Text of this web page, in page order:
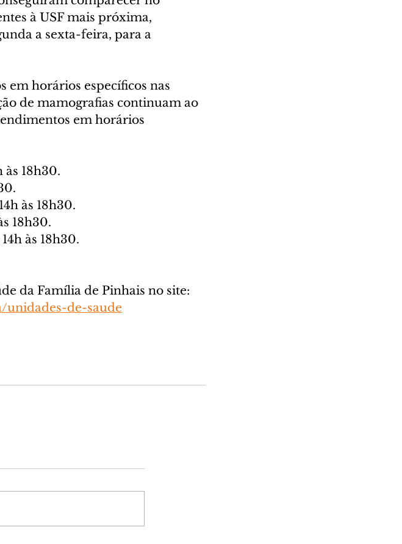
à USF mais próxima,
a sexta-feira, para a
em horários específicos nas
de mamografias continuam ao
em horários
às 18h30.
às 18h30.
18h30.
às 18h30.
da Família de Pinhais no site:
unidades-de-saude